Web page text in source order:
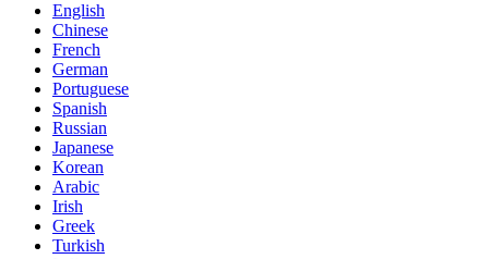
English
Chinese
French
German
Portuguese
Spanish
Russian
Japanese
Korean
Arabic
Irish
Greek
Turkish